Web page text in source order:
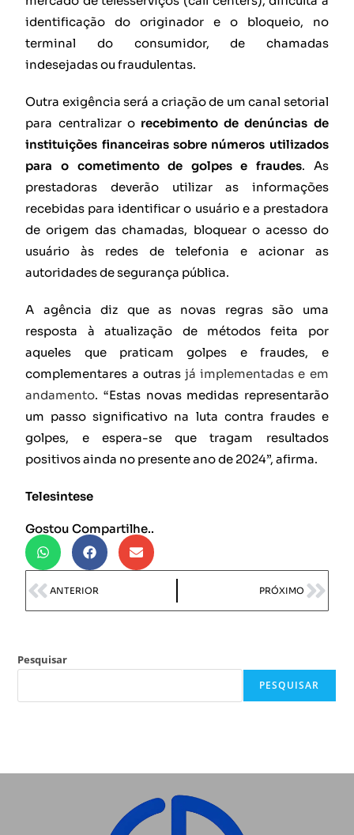
identificação do originador e o bloqueio, no
terminal do consumidor, de chamadas
indesejadas ou fraudulentas.
Outra exigência será a criação de um canal setorial
para centralizar o recebimento de denúncias de
instituições financeiras sobre números utilizados
para o cometimento de golpes e fraudes. As
prestadoras deverão utilizar as informações
recebidas para identificar o usuário e a prestadora
de origem das chamadas, bloquear o acesso do
usuário às redes de telefonia e acionar as
autoridades de segurança pública.
A agência diz que as novas regras são uma
resposta à atualização de métodos feita por
aqueles que praticam golpes e fraudes, e
complementares a outras já implementadas e em
andamento. “Estas novas medidas representarão
um passo significativo na luta contra fraudes e
golpes, e espera-se que tragam resultados
positivos ainda no presente ano de 2024”, afirma.
Telesintese
Gostou Compartilhe..
ANTERIOR PRÓXIMO
Pesquisar
PESQUISAR